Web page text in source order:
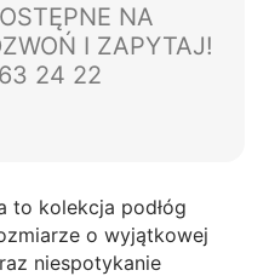
to kolekcja podłóg
o wyjątkowej
niespotykanie
NA
I ZAPYTAJ!
24 22